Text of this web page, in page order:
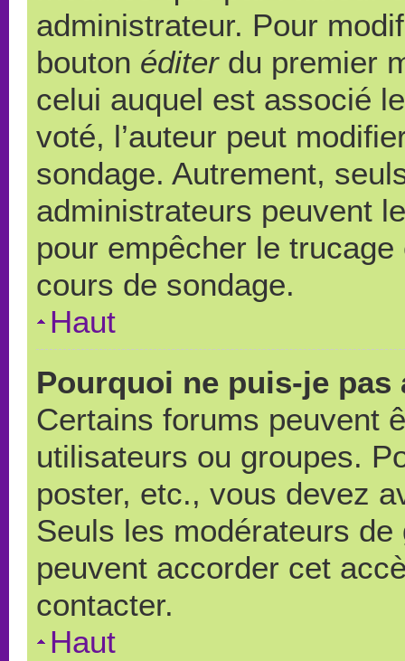
administrateur. Pour
bouton éditerdu premier
celui auquel est associé
voté, l’auteur peut
sondage. Autrement,
administrateurs peuvent
pour empêcher le
cours de sondage.
Haut
Pourquoi ne puis-je
Certains forums peuvent
utilisateurs ou groupes.
poster, etc., vous devez
Seuls les modérateurs
peuvent accorder cet
contacter.
Haut